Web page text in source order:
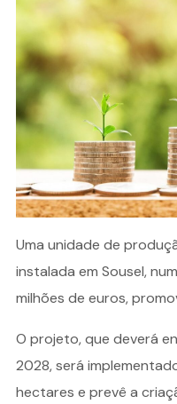
Uma unidade de
instalada em Sousel,
milhões de euros,
O projeto, que deverá
2028, será
hectares e prevê a